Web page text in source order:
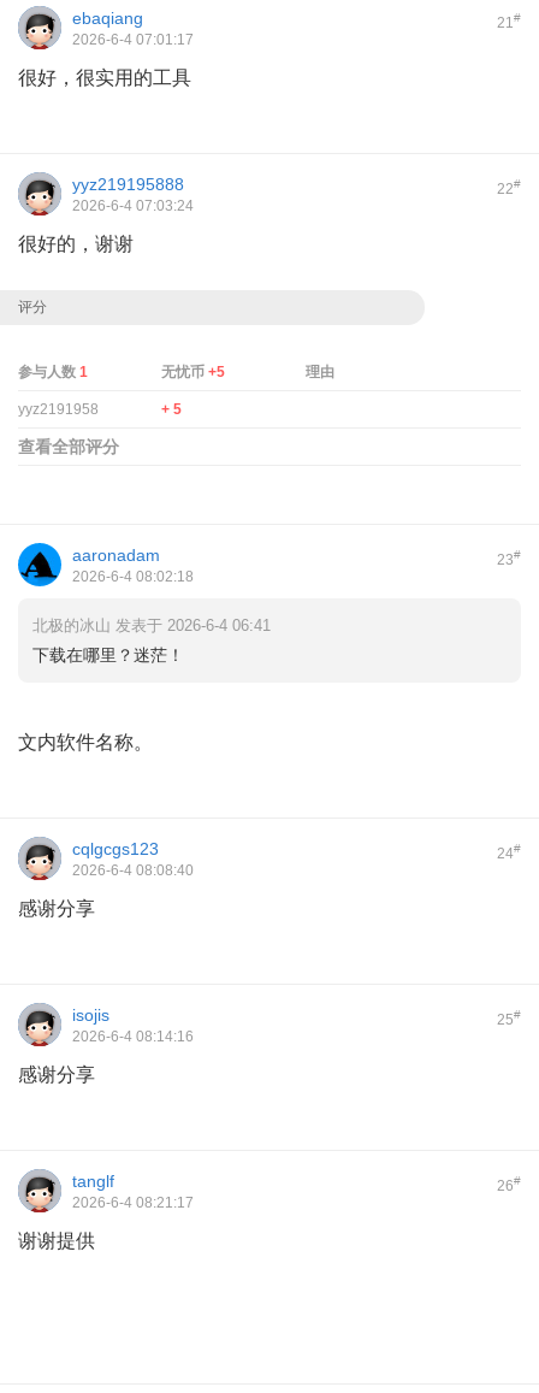
21#
ebaqiang
2026-6-4 07:01:17
很好，很实用的工具
22#
yyz219195888
2026-6-4 07:03:24
很好的，谢谢
评分
参与人数 1 无忧币+5 理由
yyz2191958 + 5
查看全部评分
23#
aaronadam
2026-6-4 08:02:18
北极的冰山 发表于 2026-6-4 06:41
下载在哪里？迷茫！
文内软件名称。
24#
cqlgcgs123
2026-6-4 08:08:40
感谢分享
25#
isojis
2026-6-4 08:14:16
感谢分享
26#
tanglf
2026-6-4 08:21:17
谢谢提供